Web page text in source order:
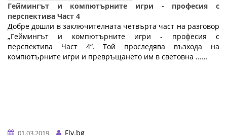
Геймингът и компютърните игри - професия с
перспектива Част 4
Добре дошли в заключителната четвърта част на разговор
„Геймингът и компютърните игри - професия с
перспектива Част 4“. Той проследява възхода на
компютърните игри и превръщането им в световна ...…
01.03.2019
Fly.bg